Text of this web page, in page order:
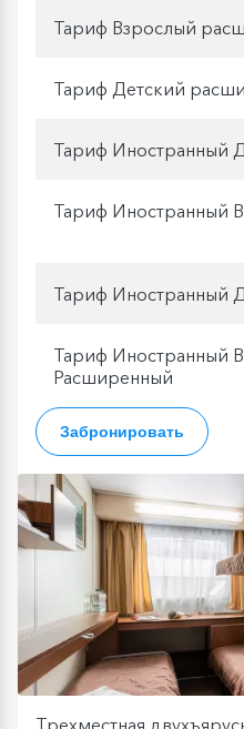
Тариф Взрослый
Тариф Детский
Тариф Иностранный
Тариф Иностранный
Тариф Иностранный
Тариф Иностранный
Расширенный
Забронировать